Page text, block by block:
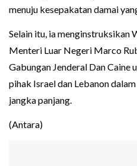
menuju kesepakatan damai
Selain itu, ia menginstruksikan
Menteri Luar Negeri Marco
Gabungan Jenderal Dan Caine
pihak Israel dan Lebanon
jangka panjang.
(Antara)